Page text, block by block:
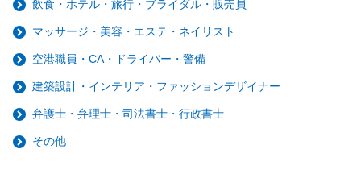
飲食・ホテル・旅行・ブライダル・販売員
マッサージ・美容・エステ・ネイリスト
空港職員・CA・ドライバー・警備
建築設計・インテリア・ファッションデザイナー
弁護士・弁理士・司法書士・行政書士
その他